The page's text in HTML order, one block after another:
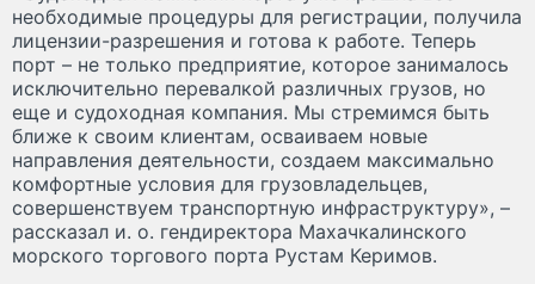
необходимые процедуры для регистрации, получила
лицензии-разрешения и готова к работе. Теперь
порт – не только предприятие, которое занималось
исключительно перевалкой различных грузов, но
еще и судоходная компания. Мы стремимся быть
ближе к своим клиентам, осваиваем новые
направления деятельности, создаем максимально
комфортные условия для грузовладельцев,
совершенствуем транспортную инфраструктуру», –
рассказал и. о. гендиректора Махачкалинского
морского торгового порта Рустам Керимов.